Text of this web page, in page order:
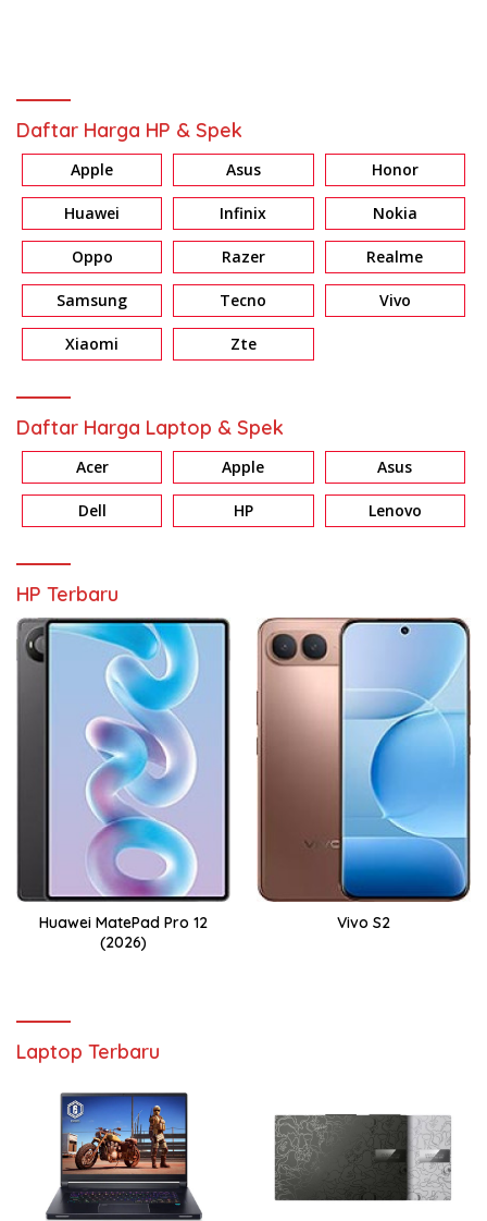
Daftar Harga HP & Spek
Apple Asus Honor
Huawei Infinix Nokia
Oppo Razer Realme
Samsung Tecno Vivo
Xiaomi Zte
Daftar Harga Laptop & Spek
Acer Apple Asus
Dell HP Lenovo
HP Terbaru
Huawei MatePad Pro 12
(2026)
Vivo S2
Laptop Terbaru